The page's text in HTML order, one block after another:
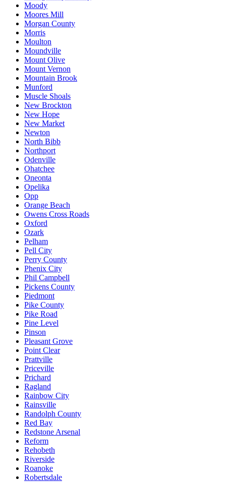
Moody
Moores Mill
Morgan County
Morris
Moulton
Moundville
Mount Olive
Mount Vernon
Mountain Brook
Munford
Muscle Shoals
New Brockton
New Hope
New Market
Newton
North Bibb
Northport
Odenville
Ohatchee
Oneonta
Opelika
Opp
Orange Beach
Owens Cross Roads
Oxford
Ozark
Pelham
Pell City
Perry County
Phenix City
Phil Campbell
Pickens County
Piedmont
Pike County
Pike Road
Pine Level
Pinson
Pleasant Grove
Point Clear
Prattville
Priceville
Prichard
Ragland
Rainbow City
Rainsville
Randolph County
Red Bay
Redstone Arsenal
Reform
Rehobeth
Riverside
Roanoke
Robertsdale